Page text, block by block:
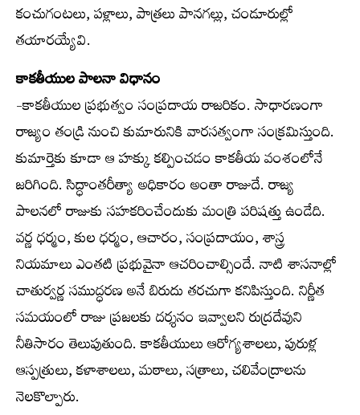
కంచుగంటలు, పళ్లాలు, పాత్రలు పానగల్లు, చండూరుల్లో
తయారయ్యేవి.
కాకతీయుల పాలనా విధానం
-కాకతీయుల ప్రభుత్వం సంప్రదాయ రాజరికం. సాధారణంగా
రాజ్యం తండ్రి నుంచి కుమారునికి వారసత్వంగా సంక్రమిస్తుంది.
కుమార్తెకు కూడా ఆ హక్కు కల్పించడం కాకతీయ వంశంలోనే
జరిగింది. సిద్ధాంతరీత్యా అధికారం అంతా రాజుదే. రాజ్య
పాలనలో రాజుకు సహకరించేందుకు మంత్రి పరిషత్తు ఉండేది.
వర్ణ ధర్మం, కుల ధర్మం, ఆచారం, సంప్రదాయం, శాస్త్ర
నియమాలు ఎంతటి ప్రభువైనా ఆచరించాల్సిందే. నాటి శాసనాల్లో
చాతుర్వర్ణ సముద్ధరణ అనే బిరుదు తరచుగా కనిపిస్తుంది. నిర్ణీత
సమయంలో రాజు ప్రజలకు దర్శనం ఇవ్వాలని రుద్రదేవుని
నీతిసారం తెలుపుతుంది. కాకతీయులు ఆరోగ్యశాలలు, పురుళ్ల
ఆస్పత్రులు, కళాశాలలు, మఠాలు, సత్రాలు, చలివేంద్రాలను
నెలకొల్పారు.